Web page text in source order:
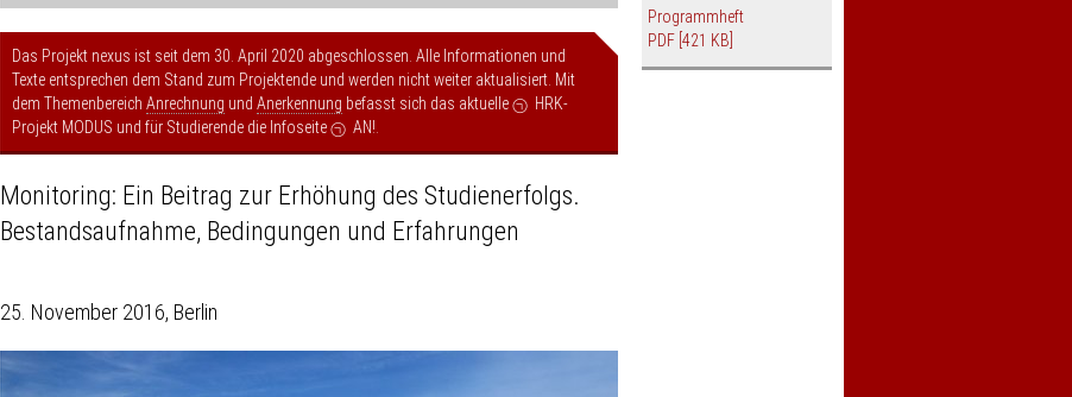
Das Projekt nexus ist seit dem 30. April 2020 abgeschlossen. Alle Informationen und
Texte entsprechen dem Stand zum Projektende und werden nicht weiter aktualisiert. Mit
dem Themenbereich Anrechnung und Anerkennung befasst sich das aktuelle
HRK-
Projekt MODUS und für Studierende die Infoseite AN!
Monitoring: Ein Beitrag zur Erhöhung des Studienerfolgs.
Bestandsaufnahme, Bedingungen und Erfahrungen
25. November 2016, Berlin
Programmheft
PDF [421 KB]